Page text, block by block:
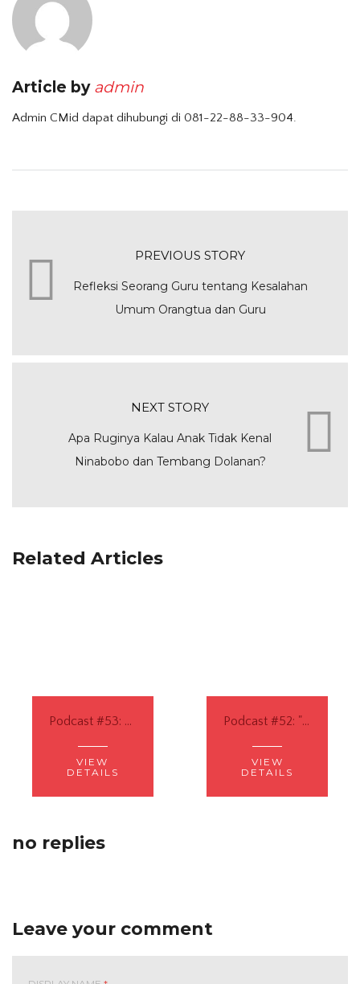
Article by admin
Admin CMid dapat dihubungi di 081-22-88-33-904.
PREVIOUS STORY
Refleksi Seorang Guru tentang Kesalahan
Umum Orangtua dan Guru
NEXT STORY
Apa Ruginya Kalau Anak Tidak Kenal
Ninabobo dan Tembang Dolanan?
Related Articles
Podcast #53: Belajar Sejarah yang Hidup dalam Metode CM
VIEW
DETAILS
Podcast #52: "Liberal Education for All", Merdeka Belajar ala CM
VIEW
DETAILS
no replies
Leave your comment